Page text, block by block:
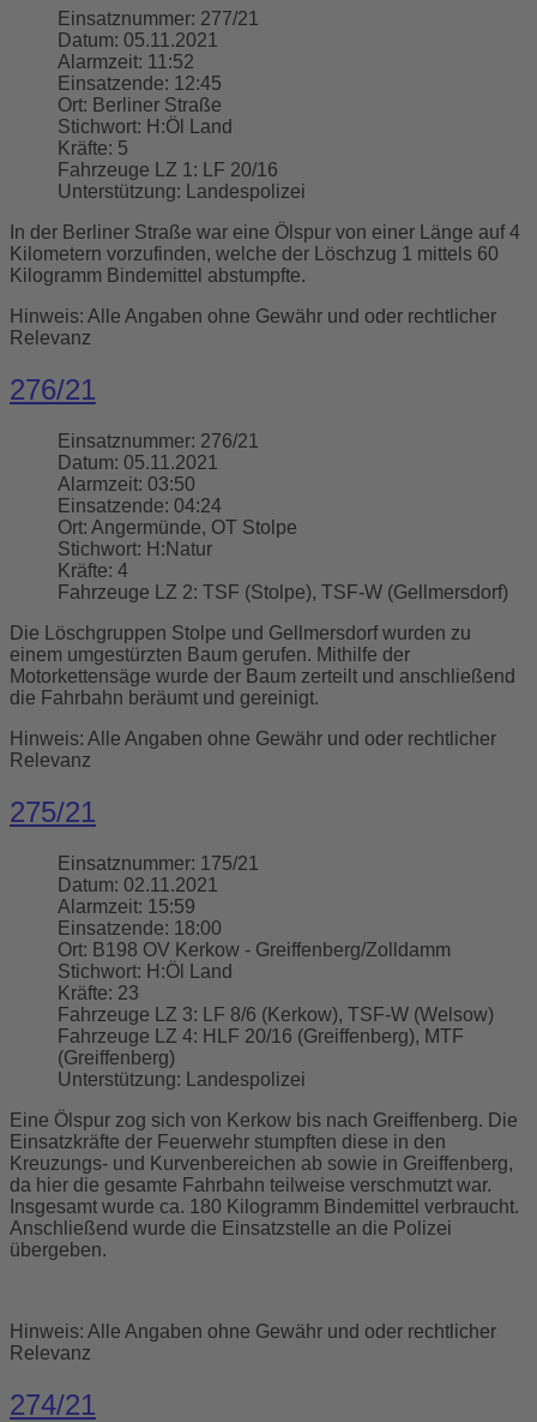
Einsatznummer: 277/21
Datum: 05.11.2021
Alarmzeit: 11:52
Einsatzende: 12:45
Ort: Berliner Straße
Stichwort: H:Öl Land
Kräfte: 5
Fahrzeuge LZ 1:
LF 20/16
Unterstützung:
Landespolizei
In der Berliner Straße war eine Ölspur von einer Länge auf 4
Kilometern vorzufinden, welche der Löschzug 1 mittels 60
Kilogramm Bindemittel abstumpfte.
Hinweis: Alle Angaben ohne Gewähr und oder rechtlicher
Relevanz
276/21
Einsatznummer: 276/21
Datum: 05.11.2021
Alarmzeit: 03:50
Einsatzende: 04:24
Ort: Angermünde, OT Stolpe
Stichwort: H:Natur
Kräfte: 4
Fahrzeuge LZ 2: TSF (Stolpe), TSF-W (Gellmersdorf)
Die Löschgruppen Stolpe und Gellmersdorf wurden zu
einem umgestürzten Baum gerufen. Mithilfe der
Motorkettensäge wurde der Baum zerteilt und anschließend
die Fahrbahn beräumt und gereinigt.
Hinweis: Alle Angaben ohne Gewähr und oder rechtlicher
Relevanz
275/21
Einsatznummer: 175/21
Datum: 02.11.2021
Alarmzeit: 15:59
Einsatzende: 18:00
Ort: B198 OV Kerkow - Greiffenberg/Zolldamm
Stichwort: H:Öl Land
Kräfte: 23
Fahrzeuge LZ 3:
LF 8/6 (Kerkow), TSF-W (Welsow)
Fahrzeuge LZ 4: HLF 20/16 (Greiffenberg), MTF
(Greiffenberg)
Unterstützung:
Landespolizei
Eine Ölspur zog sich von Kerkow bis nach Greiffenberg. Die
Einsatzkräfte der Feuerwehr stumpften diese in den
Kreuzungs- und Kurvenbereichen ab sowie in Greiffenberg,
da hier die gesamte Fahrbahn teilweise verschmutzt war.
Insgesamt wurde ca. 180 Kilogramm Bindemittel verbraucht.
Anschließend wurde die Einsatzstelle an die Polizei
übergeben.
Hinweis: Alle Angaben ohne Gewähr und oder rechtlicher
Relevanz
274/21